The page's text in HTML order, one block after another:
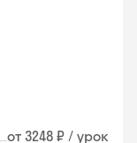
от 3248 ₽ / урок